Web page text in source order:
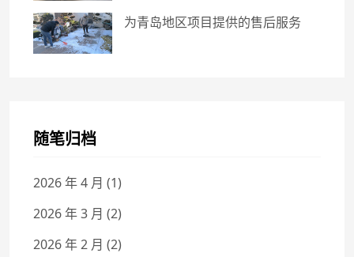
为青岛地区项目提供的售后服务
随笔归档
2026 年 4 月 (1)
2026 年 3 月 (2)
2026 年 2 月 (2)